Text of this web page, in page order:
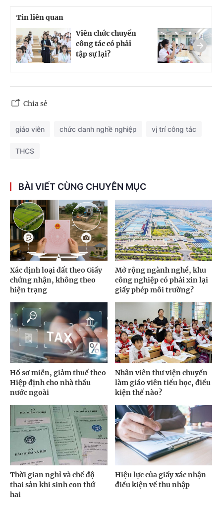
Tin liên quan
Viên chức chuyển
công tác có phải
tập sự lại?
Chia sẻ
giáo viên chức danh nghề nghiệp vị trí công tác
THCS
BÀI VIẾT CÙNG CHUYÊN MỤC
Xác định loại đất theo Giấy
chứng nhận, không theo
hiện trạng
Mở rộng ngành nghề, khu
công nghiệp có phải xin lại
giấy phép môi trường?
Hồ sơ miễn, giảm thuế theo
Hiệp định cho nhà thầu
nước ngoài
Nhân viên thư viện chuyển
làm giáo viên tiểu học, điều
kiện thế nào?
Thời gian nghỉ và chế độ
thai sản khi sinh con thứ
hai
Hiệu lực của giấy xác nhận
điều kiện về thu nhập